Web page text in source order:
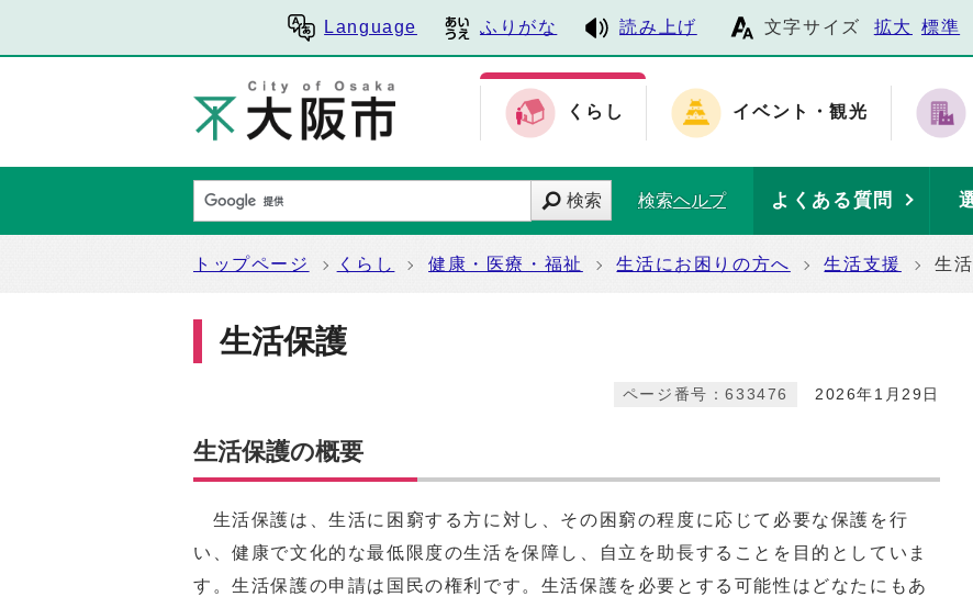
Language ふりがな 読み上げ 文字サイズ 拡大 標準
くらし イベント・観光
検索 検索ヘルプ よくある質問
トップページ くらし 健康・医療・福祉 生活にお困りの方へ 生活支援 生
生活保護
2026年1月29日
ページ番号：633476
生活保護の概要
生活保護は、生活に困窮する方に対し、その困窮の程度に応じて必要な保護を行
い、健康で文化的な最低限度の生活を保障し、自立を助長することを目的としていま
す。生活保護の申請は国民の権利です。生活保護を必要とする可能性はどなたにもあ